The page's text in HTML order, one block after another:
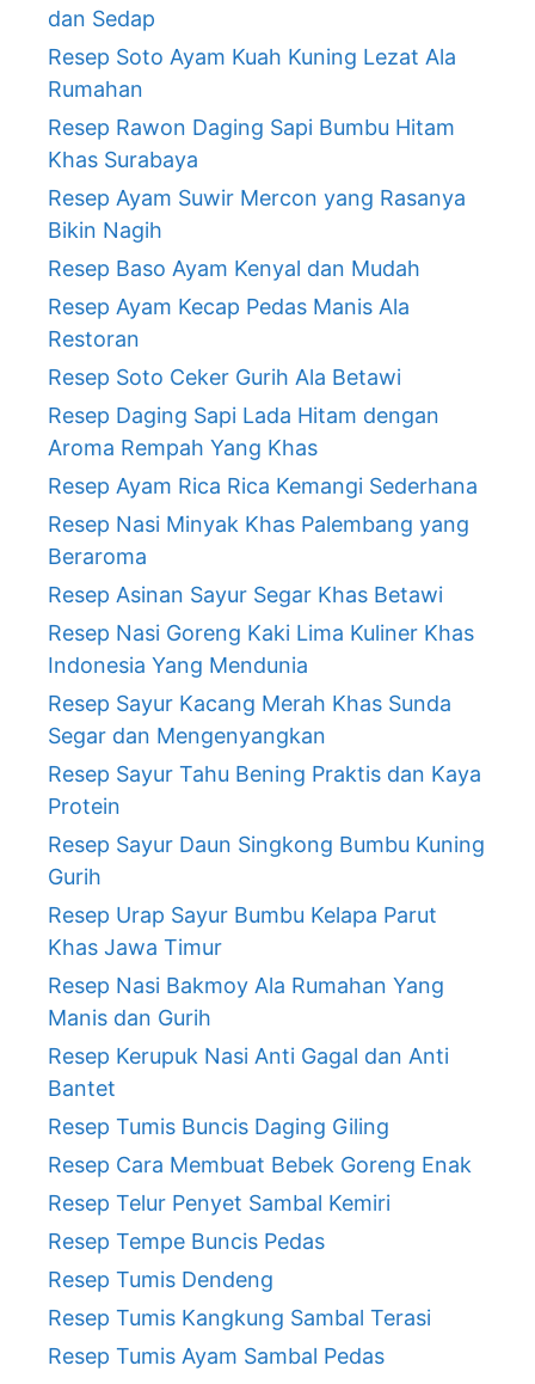
dan Sedap
Resep Soto Ayam Kuah Kuning Lezat Ala
Rumahan
Resep Rawon Daging Sapi Bumbu Hitam
Khas Surabaya
Resep Ayam Suwir Mercon yang Rasanya
Bikin Nagih
Resep Baso Ayam Kenyal dan Mudah
Resep Ayam Kecap Pedas Manis Ala
Restoran
Resep Soto Ceker Gurih Ala Betawi
Resep Daging Sapi Lada Hitam dengan
Aroma Rempah Yang Khas
Resep Ayam Rica Rica Kemangi Sederhana
Resep Nasi Minyak Khas Palembang yang
Beraroma
Resep Asinan Sayur Segar Khas Betawi
Resep Nasi Goreng Kaki Lima Kuliner Khas
Indonesia Yang Mendunia
Resep Sayur Kacang Merah Khas Sunda
Segar dan Mengenyangkan
Resep Sayur Tahu Bening Praktis dan Kaya
Protein
Resep Sayur Daun Singkong Bumbu Kuning
Gurih
Resep Urap Sayur Bumbu Kelapa Parut
Khas Jawa Timur
Resep Nasi Bakmoy Ala Rumahan Yang
Manis dan Gurih
Resep Kerupuk Nasi Anti Gagal dan Anti
Bantet
Resep Tumis Buncis Daging Giling
Resep Cara Membuat Bebek Goreng Enak
Resep Telur Penyet Sambal Kemiri
Resep Tempe Buncis Pedas
Resep Tumis Dendeng
Resep Tumis Kangkung Sambal Terasi
Resep Tumis Ayam Sambal Pedas